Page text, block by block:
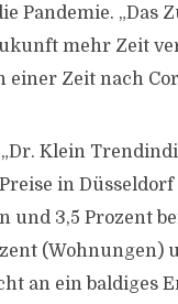
Pandemie. „Das
mehr Zeit
einer Zeit nach
Klein
in
und 3,5 Prozent
an ein baldiges